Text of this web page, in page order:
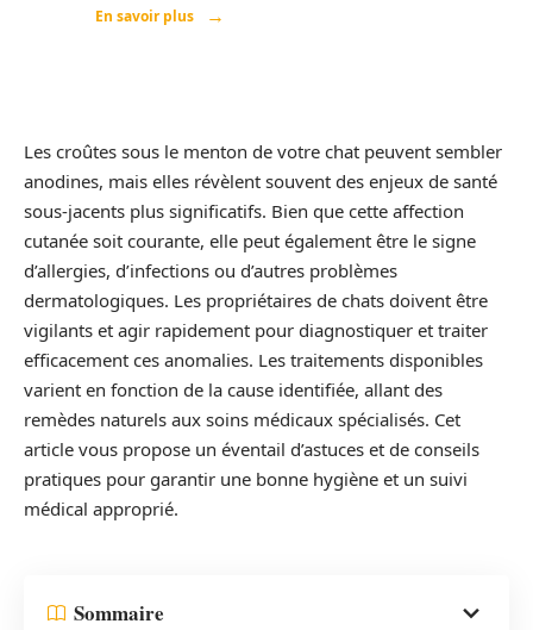
En savoir plus
Les croûtes sous le menton de votre chat peuvent sembler
anodines, mais elles révèlent souvent des enjeux de santé
sous-jacents plus significatifs. Bien que cette affection
cutanée soit courante, elle peut également être le signe
d’allergies, d’infections ou d’autres problèmes
dermatologiques. Les propriétaires de chats doivent être
vigilants et agir rapidement pour diagnostiquer et traiter
efficacement ces anomalies. Les traitements disponibles
varient en fonction de la cause identifiée, allant des
remèdes naturels aux soins médicaux spécialisés. Cet
article vous propose un éventail d’astuces et de conseils
pratiques pour garantir une bonne hygiène et un suivi
médical approprié.
Sommaire